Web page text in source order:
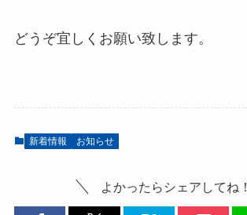
どうぞ宜しくお願い致します。
新着情報 お知らせ
よかったらシェアしてね！